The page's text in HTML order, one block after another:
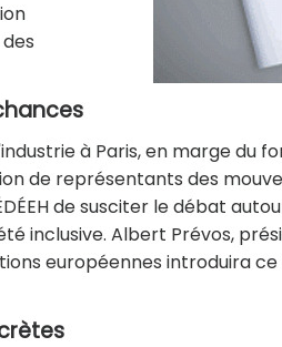
à Paris, en marge du
de représentants des
de susciter le débat
inclusive. Albert Prévos,
européennes introduira